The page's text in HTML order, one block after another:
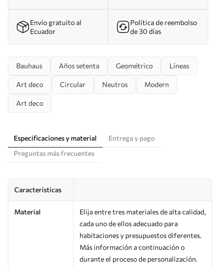
Envío gratuito al
Ecuador
Política de reembolso
de 30 días
Bauhaus Años setenta Geométrico Líneas
Art deco Circular Neutros Modern
Art deco
Especificaciones y material
Entrega y pago
Preguntas más frecuentes
Características
Material
Elija entre tres materiales de alta calidad,
cada uno de ellos adecuado para
habitaciones y presupuestos diferentes.
Más información a continuación o
durante el proceso de personalización.